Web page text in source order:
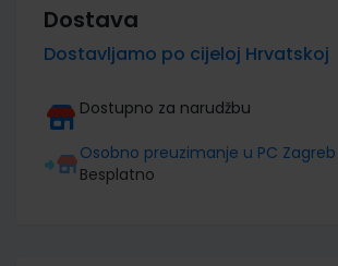
Dostava
Dostavljamo po cijeloj Hrvatskoj
Dostupno za narudžbu
Osobno preuzimanje u PC Zagreb
Besplatno